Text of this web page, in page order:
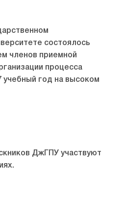
состоялось
членов приемной
процесса
учебный год на высоком
ДжГПУ участвуют